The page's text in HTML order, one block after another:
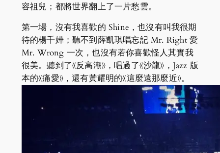
容祖兒；都將世界翻上了一片愁雲。
第一場，沒有我喜歡的 Shine，也沒有叫我很期
待的楊千嬅；聽不到薛凱琪唱忘記 Mr. Right 愛
Mr. Wrong 一次，也沒有若你喜歡怪人其實我
很美。聽到了《反高潮》，唱過了《沙龍》，Jazz 版
本的《痛愛》，還有黃耀明的《這麼遠那麼近》。